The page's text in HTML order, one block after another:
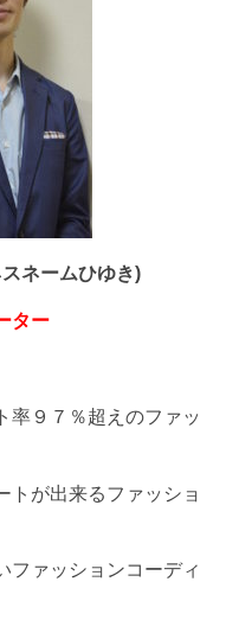
ネームひゆき)
ター
率９７％超えのファッ
トが出来るファッショ
ファッションコーディ